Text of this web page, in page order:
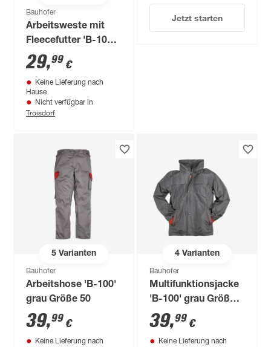
Bauhofer
Arbeitsweste mit
Fleecefutter 'B-100'
grau Größe XL
29,99 €
Keine Lieferung nach
Hause
Nicht verfügbar in
Troisdorf
Jetzt starten
5Varianten
Bauhofer
Arbeitshose 'B-100'
grau Größe 50
39,99 €
Keine Lieferung nach
4Varianten
Bauhofer
Multifunktionsjacke
'B-100' grau Größe
M
39,99 €
Keine Lieferung nach